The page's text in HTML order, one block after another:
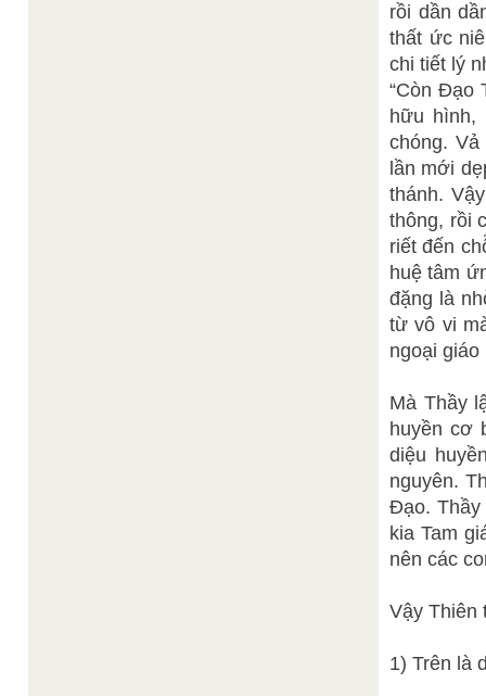
rồi dần
thất ức
chi tiết lý
“Còn Đạo
hữu hình,
chóng.
lần mới
thánh.
thông, rồi
riết đến
huệ tâm
đặng là
từ vô vi
ngoại giáo
Mà Thầy
huyền cơ
diệu
nguyên.
Đạo. Thầy
kia Tam
nên các
Vậy Thiên
1) Trên là